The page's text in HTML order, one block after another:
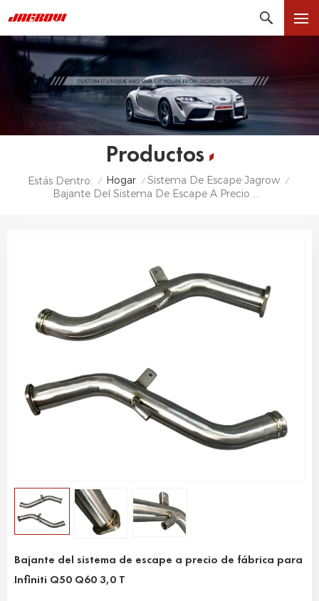
Productos
Estás Dentro: / Hogar / Sistema De Escape Jagrow /
Bajante del sistema de escape a precio de fábrica para
Infiniti Q50 Q60 3,0 T